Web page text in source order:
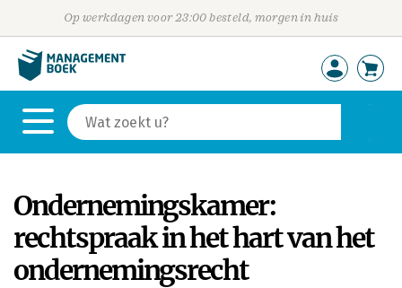
Op werkdagen voor 23:00 besteld, morgen in huis
Ondernemingskamer:
rechtspraak in het hart van het
ondernemingsrecht